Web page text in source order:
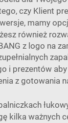
czy Klient
mamy
również
z logo na
i prezentów
z gotowania
kilka ważnych